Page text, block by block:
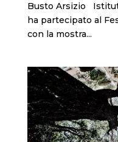
Busto Arsizio
ha partecipato al
con la mostra...